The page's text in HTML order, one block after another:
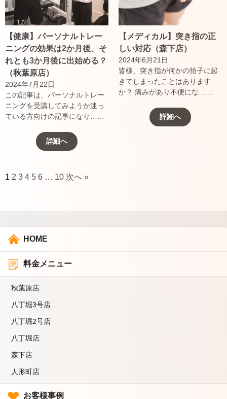
【健康】パーソナルトレー
ニングの効果は2か月後、そ
れとも3か月後に出始める？
（秋葉原店）
2024年7月22日
この記事は、パーソナルトレー
ニングを受講してみようか迷っ
ている方向けの記事になり……
詳細へ
【メディカル】突き指の正
しい対応（森下店）
2024年6月21日
皆様、突き指が何かの拍子に起
きてしまったことはあります
か？ 痛みがあり不便にな……
詳細へ
1 2 3 4 5 6 … 10 次へ »
HOME
料金メニュー
秋葉原店
八丁堀3号店
八丁堀2号店
八丁堀店
森下店
人形町店
お客様事例